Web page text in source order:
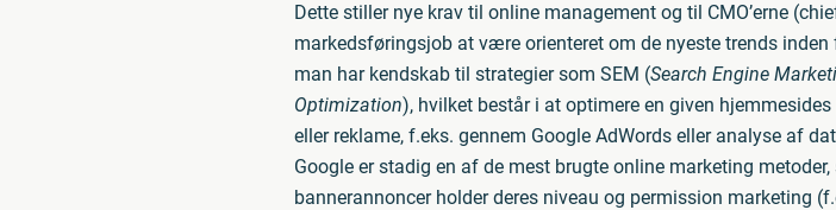
Dette stiller nye krav til online management og til CMO’erne
markedsføringsjob at være orienteret om de nyeste trends
man har kendskab til strategier som SEM (Search Engine
Optimization), hvilket består i at optimere en given
eller reklame, f.eks. gennem Google AdWords eller analyse af
Google er stadig en af de mest brugte online marketing
bannerannoncer holder deres niveau og permission marketing